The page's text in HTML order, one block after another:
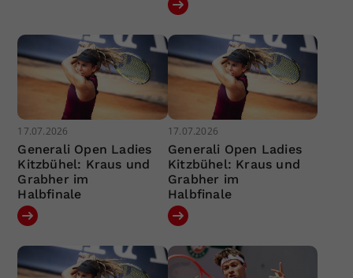
17.07.2026
Generali Open Ladies
Kitzbühel: Kraus und
Grabher im
Halbfinale
17.07.2026
Generali Open Ladies
Kitzbühel: Kraus und
Grabher im
Halbfinale